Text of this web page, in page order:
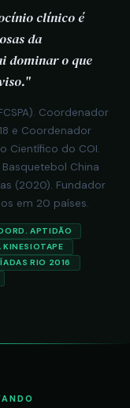
clínico é
da
dominar o que
Coordenador
e Coordenador
Científico do COI.
China
(2020). Fundador
em 20 países.
APTIDÃO
KINESIOTAPE
RIO 2016